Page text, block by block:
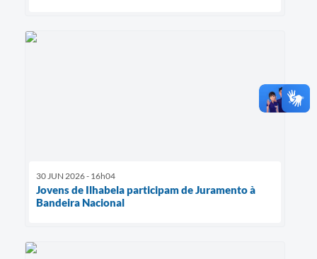
30 JUN 2026 - 16h04
Jovens de Ilhabela participam de Juramento à
Bandeira Nacional